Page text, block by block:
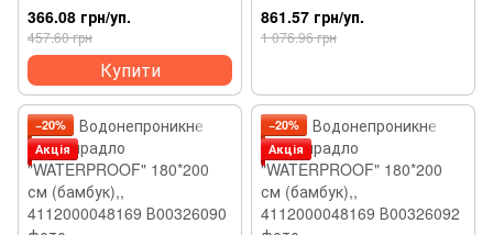
(бамбук),, 4112000048169
366.08 грн/уп.
457.60 грн
Купити
(бамбук),, 4112000048169
861.57 грн/уп.
1 076.96 грн
−20%
Акція
−20%
Акція